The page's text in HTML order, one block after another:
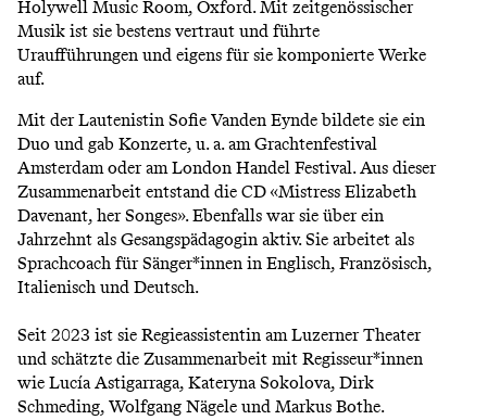
Holywell Music Room, Oxford. Mit zeitgenössischer
Musik ist sie bestens vertraut und führte
Uraufführungen und eigens für sie komponierte Werke
auf.
Mit der Lautenistin Sofie Vanden Eynde bildete sie ein
Duo und gab Konzerte, u. a. am Grachtenfestival
Amsterdam oder am London Handel Festival. Aus dieser
Zusammenarbeit entstand die CD «Mistress Elizabeth
Davenant, her Songes». Ebenfalls war sie über ein
Jahrzehnt als Gesangspädagogin aktiv. Sie arbeitet als
Sprachcoach für Sänger*innen in Englisch, Französisch,
Italienisch und Deutsch.
Seit 2023 ist sie Regieassistentin am Luzerner Theater
und schätzte die Zusammenarbeit mit Regisseur*innen
wie Lucía Astigarraga, Kateryna Sokolova, Dirk
Schmeding, Wolfgang Nägele und Markus Bothe.